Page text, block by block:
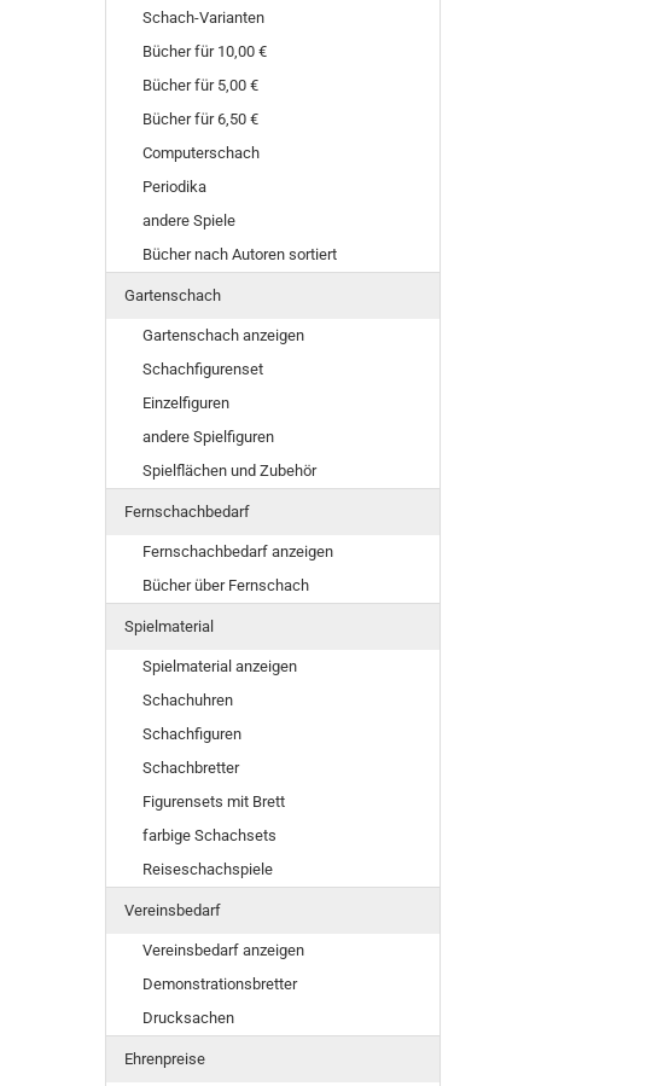
Schach-Varianten
Bücher für 10,00 €
Bücher für 5,00 €
Bücher für 6,50 €
Computerschach
Periodika
andere Spiele
Bücher nach Autoren sortiert
Gartenschach
Gartenschach anzeigen
Schachfigurenset
Einzelfiguren
andere Spielfiguren
Spielflächen und Zubehör
Fernschachbedarf
Fernschachbedarf anzeigen
Bücher über Fernschach
Spielmaterial
Spielmaterial anzeigen
Schachuhren
Schachfiguren
Schachbretter
Figurensets mit Brett
farbige Schachsets
Reiseschachspiele
Vereinsbedarf
Vereinsbedarf anzeigen
Demonstrationsbretter
Drucksachen
Ehrenpreise